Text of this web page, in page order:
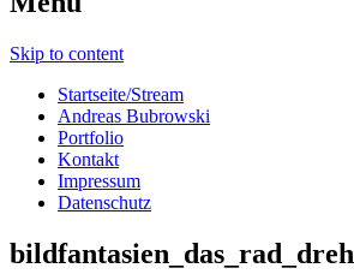
Skip to content
Startseite/Stream
Andreas Bubrowski
Portfolio
Kontakt
Impressum
Datenschutz